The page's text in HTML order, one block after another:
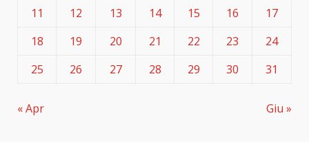
11
12 13 14 15 16
17
18
19 20 21 22 23
24
25
26 27 28 29 30 31
« Apr Giu »